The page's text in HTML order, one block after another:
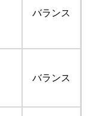
バランス
バランス